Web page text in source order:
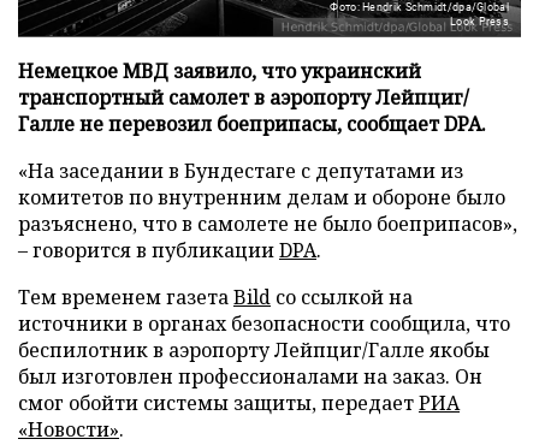
Фото: Hendrik Schmidt/dpa/Global
Look Press
Немецкое МВД заявило, что украинский
транспортный самолет в аэропорту Лейпциг/
Галле не перевозил боеприпасы, сообщает DPA.
«На заседании в Бундестаге с депутатами из
комитетов по внутренним делам и обороне было
разъяснено, что в самолете не было боеприпасов»,
– говорится в публикацииDPA.
Тем временем газетаBild со ссылкой на
источники в органах безопасности сообщила, что
беспилотник в аэропорту Лейпциг/Галле якобы
был изготовлен профессионалами на заказ. Он
смог обойти системы защиты, передаетРИА
«Новости».